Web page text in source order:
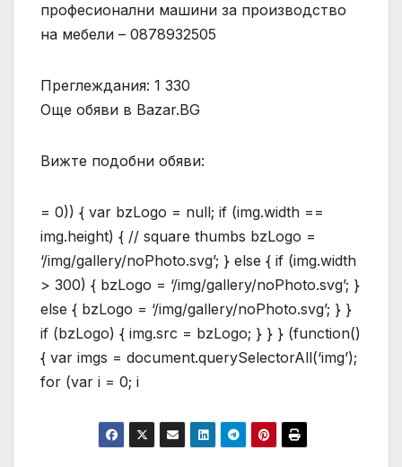
професионални машини за производство
на мебели – 0878932505
Преглеждания: 1 330
Още обяви в Bazar.BG
Вижте подобни обяви:
= 0)) { var bzLogo = null; if (img.width ==
img.height) { // square thumbs bzLogo =
‘/img/gallery/noPhoto.svg’; } else { if (img.width
> 300) { bzLogo = ‘/img/gallery/noPhoto.svg’; }
else { bzLogo = ‘/img/gallery/noPhoto.svg’; } }
if (bzLogo) { img.src = bzLogo; } } } (function()
{ var imgs = document.querySelectorAll(‘img’);
for (var i = 0; i